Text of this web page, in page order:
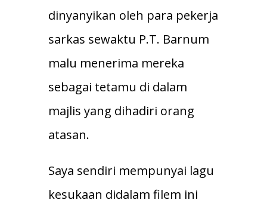
dinyanyikan oleh para pekerja
sarkas sewaktu P.T. Barnum
malu menerima mereka
sebagai tetamu di dalam
majlis yang dihadiri orang
atasan.
Saya sendiri mempunyai lagu
kesukaan didalam filem ini